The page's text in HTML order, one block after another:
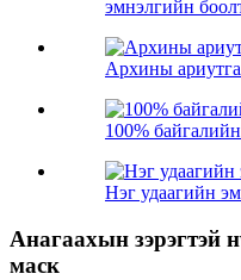
эмнэлгийн
Архины
100%
Нэг удаагийн
Анагаахын зэрэгтэй
маск